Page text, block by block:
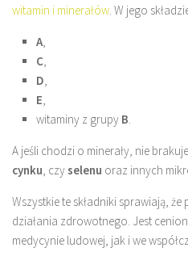
witamin i minerałów. W jego
A,
C,
D,
E,
witaminy z grupy B.
A jeśli chodzi o minerały, nie
cynku, czyselenu oraz innych
Wszystkie te składniki sprawiają,
działania zdrowotnego. Jest
medycynie ludowej, jak i we